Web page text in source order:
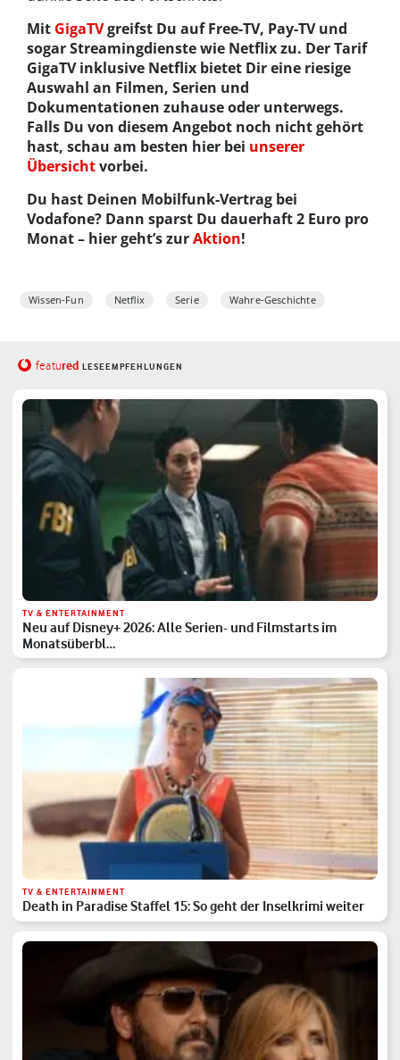
Mit GigaTVgreifst Du auf Free-TV, Pay-TV und
sogar Streamingdienste wie Netflix zu. Der Tarif
GigaTV inklusive Netflix bietet Dir eine riesige
Auswahl an Filmen, Serien und
Dokumentationen zuhause oder unterwegs.
Falls Du von diesem Angebot noch nicht gehört
hast, schau am besten hier bei unserer
Übersichtvorbei.
Du hast Deinen Mobilfunk-Vertrag bei
Vodafone? Dann sparst Du dauerhaft 2 Euro pro
Monat – hier geht’s zurAktion!
Wissen-Fun Netflix Serie Wahre-Geschichte
featured LESEEMPFEHLUNGEN
TV & ENTERTAINMENT
Neu auf Disney+ 2026: Alle Serien- und Filmstarts im
Monatsüberbl…
TV & ENTERTAINMENT
Death in Paradise Staffel 15: So geht der Inselkrimi weiter